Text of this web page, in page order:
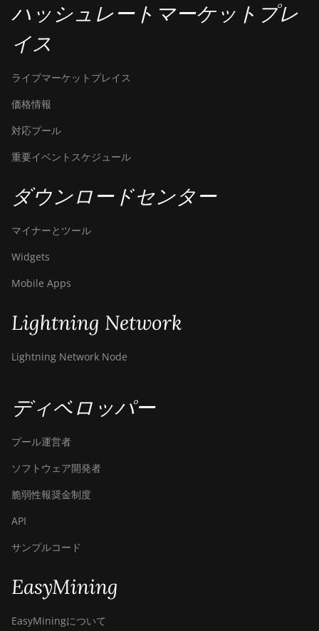
ハッシュレートマーケットプレ
イス
ライブマーケットプレイス
価格情報
対応プール
重要イベントスケジュール
ダウンロードセンター
マイナーとツール
Widgets
Mobile Apps
Lightning Network
Lightning Network Node
ディベロッパー
プール運営者
ソフトウェア開発者
脆弱性報奨金制度
API
サンプルコード
EasyMining
EasyMiningについて